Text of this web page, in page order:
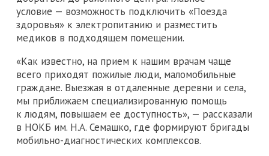
условие — возможность подключить «Поезда
здоровья» к электропитанию и разместить
медиков в подходящем помещении.
«Как известно, на прием к нашим врачам чаще
всего приходят пожилые люди, маломобильные
граждане. Выезжая в отдаленные деревни и села,
мы приближаем специализированную помощь
к людям, повышаем ее доступность», — рассказали
в НОКБ им. Н.А. Семашко, где формируют бригады
мобильно-диагностических комплексов.